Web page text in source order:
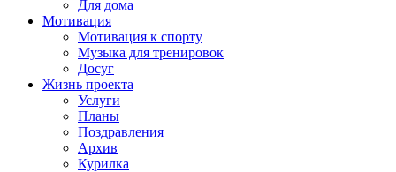
Для дома
Мотивация
Мотивация к спорту
Музыка для тренировок
Досуг
Жизнь проекта
Услуги
Планы
Поздравления
Архив
Курилка